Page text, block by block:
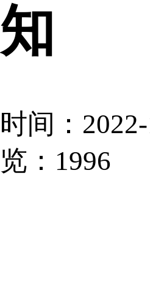
知
时间：
览： 1996